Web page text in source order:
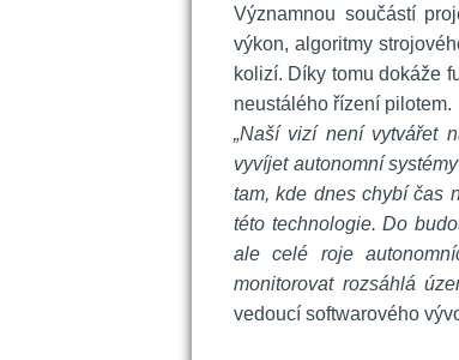
Významnou součástí
výkon, algoritmy
kolizí. Díky tomu dokáže
neustálého řízení pilotem.
„Naší vizí není vytvářet
vyvíjet autonomní
tam, kde dnes chybí čas
této technologie. Do
ale celé roje
monitorovat rozsáhlá
vedoucí softwarového